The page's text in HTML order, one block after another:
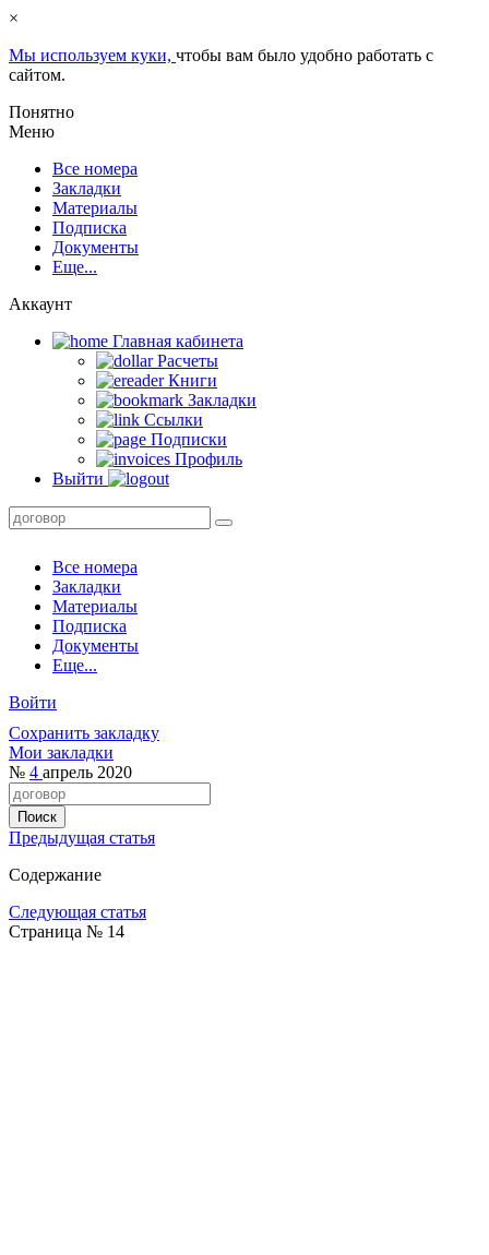
×
Мы используем куки, чтобы вам было удобно работать с
сайтом.
Понятно
Меню
Все номера
Закладки
Материалы
Подписка
Документы
Еще...
Аккаунт
Главная кабинета
Расчеты
Книги
Закладки
Ссылки
Подписки
Профиль
Выйти
Все номера
Закладки
Материалы
Подписка
Документы
Еще...
Войти
Сохранить закладку
Мои закладки
№ 4 апрель 2020
Предыдущая статья
Содержание
Следующая статья
Страница № 14